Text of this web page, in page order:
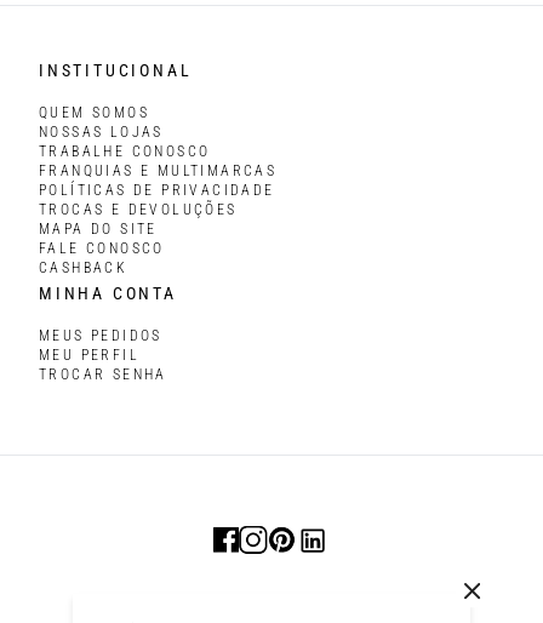
INSTITUCIONAL
QUEM SOMOS
NOSSAS LOJAS
TRABALHE CONOSCO
FRANQUIAS E MULTIMARCAS
POLÍTICAS DE PRIVACIDADE
TROCAS E DEVOLUÇÕES
MAPA DO SITE
FALE CONOSCO
CASHBACK
MINHA CONTA
MEUS PEDIDOS
MEU PERFIL
TROCAR SENHA